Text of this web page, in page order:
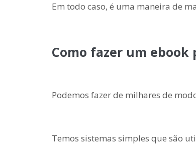
Em todo caso, é uma maneira de
Como fazer um ebook
Podemos fazer de milhares de
Temos sistemas simples que são